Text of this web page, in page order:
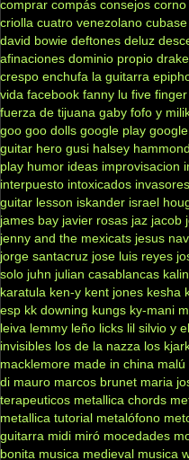
comprar compás consejos
criolla cuatro venezolano cubase
david bowie deftones deluz
afinaciones dominio propio drake
crespo enchufa la guitarra
vida facebook fanny lu five
fuerza de tijuana gaby fofo y
goo goo dolls google play
guitar hero gusi halsey hammond
play humor ideas improvisacion
interpuesto intoxicados
guitar lesson iskander israel
james bay javier rosas jaz jacob
jenny and the mexicats jesus
jorge santacruz jose luis reyes
solo juhn julian casablancas
karatula ken-y kent jones kesha
esp kk downing kungs ky-mani
leiva lemmy leño licks lil silvio y
invisibles los de la nazza los
macklemore made in china malú
di mauro marcos brunet maria
terapeuticos metallica chords
metallica tutorial metalófono
guitarra midi miró mocedades
bonita musica medieval musica